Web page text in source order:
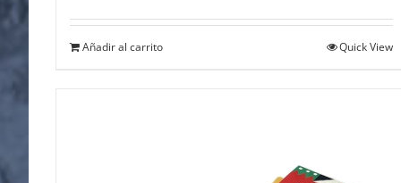
Añadir al carrito Quick View